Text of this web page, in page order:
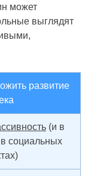
может
выглядят
развитие
(и в
социальных